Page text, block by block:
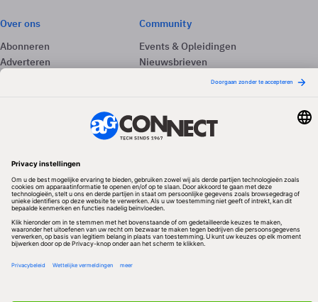
Over ons
Abonneren
Adverteren
Community
Events & Opleidingen
Nieuwsbrieven
Redactionele partner